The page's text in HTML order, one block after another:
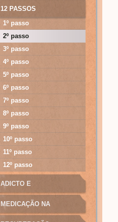
12 PASSOS
1º passo
2º passo
3º passo
4º passo
5º passo
6º passo
7º passo
8º passo
9º passo
10º passo
11º passo
12º passo
ADICTO E
MANIPULAÇÃO
MEDICAÇÃO NA